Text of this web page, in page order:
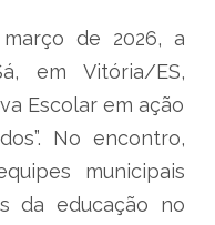
de 2026, a
em Vitória/ES,
Escolar em ação
No encontro,
municipais
da educação no